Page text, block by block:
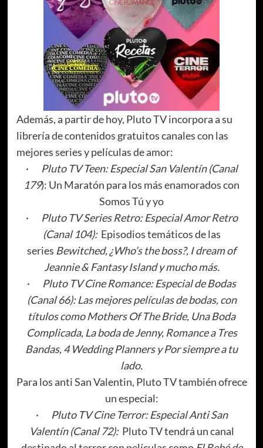
Además, a partir de hoy, Pluto TV incorpora a su
librería de contenidos gratuitos canales con las
mejores series y películas de amor:
·
Pluto TV Teen: Especial San Valentín (Canal
179): Un Maratón para los más enamorados con
Somos Tú y yo
·
Pluto TV Series Retro: Especial Amor Retro
(Canal 104): Episodios temáticos de las
series Bewitched, ¿Who’s the boss?, I dream of
Jeannie & Fantasy Island y mucho más.
· Pluto TV Cine Romance: Especial de Bodas
(Canal 66): Las mejores películas de bodas, con
títulos como Mothers Of The Bride, Una Boda
Complicada, La boda de Jenny, Romance a Tres
Bandas, 4 Wedding Planners y Por siempre a tu
lado.
Para los anti San Valentin, Pluto TV también ofrece
un especial:
·
Pluto TV Cine Terror: Especial Anti San
Valentín (Canal 72): Pluto TV tendrá un canal